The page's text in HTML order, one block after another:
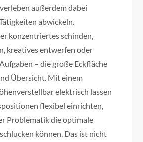
außerdem dabei
abwickeln.
konzentriertes schinden,
kreatives entwerfen oder
– die große Eckfläche
Übersicht. Mit einem
elektrisch lassen
flexibel einrichten,
Problematik die optimale
können. Das ist nicht